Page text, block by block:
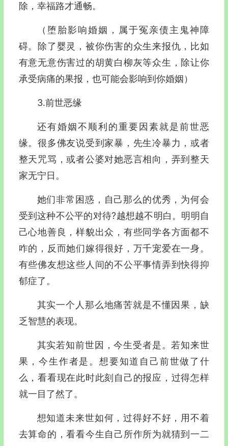
除，幸福路才通畅。
（堕胎影响婚姻，属于冤亲债主鬼神障
碍。除了婴灵，被你伤害的众生来报仇，比如
有意无意伤害过的胡黄白柳灰等众生，除让你
承受病痛的果报，也可能会影响到你婚姻）
3.前世恶缘
还有婚姻不顺利的重要因素就是前世恶
缘。很多佛友说受到家暴，先生冷暴力，或者
整天咒骂，或者公婆对她恶言相向，弄到整天
家无宁日。
她们非常困惑，自己那么的优秀，为何会
受到这种不公平的对待?越想越不明白。明明自
己心地善良，样貌出众，有些同学各方面都不
咋的，反而她们嫁得很好，万千宠爱在一身。
有些佛友想这些人间的不公平事情弄到快得抑
郁症了。
其实一个人那么地痛苦就是不懂因果，缺
乏智慧的表现。
其实若知前世因，今生受者是。若知来世
果，今生作者是。想要知道自己前世做了什
么，看看现在此时此刻自己的报应，过得怎样
就一目了然了。
想知道未来世如何，过得好不好，用不着
去算命的，看看今生自己所作所为就猜到一二